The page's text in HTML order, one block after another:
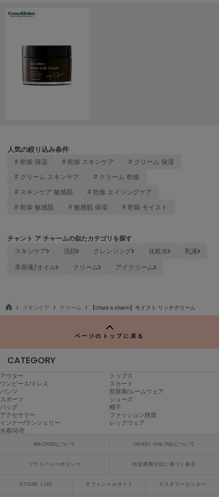
le coq sportif
LeSportsac
LILY BROWN
リリーブラウン
メイドオブオーガニクス
ミチュ コケット
ミースロエ
miies miim
ミーエスミーム
MOIGE
NEW Balance
ニューバランス
nezu
ネズ
NOWNS
人気の絞り込み条件
# 乾燥 保湿 # 乾燥 スキンケア # クリーム 保湿
# クリーム スキンケア # クリーム 乾燥
# スキンケア 敏感肌 # 乾燥 エイジングケア
# 乾燥 敏感肌 # 敏感肌 保湿 # 乾燥 モイスト
チャント ア チャームの似たカテゴリを探す
スキンケア 洗顔 クレンジング 化粧水
乳液
美容液/オイル
クリーム アイクリーム
TO
スキンケア クリーム 【chant a charm】モイスト リッチクリーム
ページのトップに戻る
CATEGORY
アウター
トップス
ワンピース/ドレス
スカート
パンツ
部屋着/ルームウェア
スポーツ
シューズ
バッグ
帽子
アクセサリー
ファッション雑貨
インナー/ランジェリー
レッグウェア
水着/浴衣
MA CARDについて USAGI ONLINEについて
プライバシーポリシー 特定商取引法に基づく表示
STORE LIST オフィシャルサイト カスタマーセンター